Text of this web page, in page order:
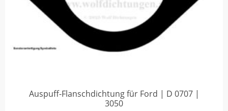
Auspuff-Flanschdichtung für Ford | D 0707 |
3050